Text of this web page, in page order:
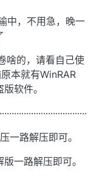
中，不用急，晚一
啥的，请看自己使
本就有WinRAR
软件。
一路解压即可。
一路解压即可。